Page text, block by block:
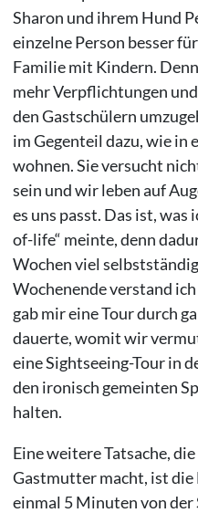
Sharon und ihrem Hund
einzelne Person besser
Familie mit Kindern.
mehr Verpflichtungen
den Gastschülern
im Gegenteil dazu, wie in
wohnen. Sie versucht
sein und wir leben auf
es uns passt. Das ist,
of-life“ meinte, denn
Wochen viel
Wochenende verstand
gab mir eine Tour durch
dauerte, womit wir
eine Sightseeing-Tour in
den ironisch gemeinten
halten.
Eine weitere Tatsache,
Gastmutter macht, ist die
einmal 5 Minuten von